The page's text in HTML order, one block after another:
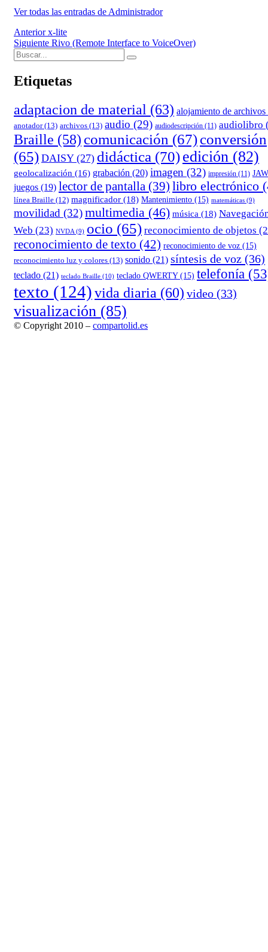
Ver todas las entradas de Administrador
Navegación
de
entradas
Anterior x-lite
Siguiente Rivo (Remote Interface to VoiceOver)
Buscar:
Buscar
Etiquetas
adaptacion de material (63) alojamiento de archivos
anotador(13) archivos (13) audio (29) audiodescripción (11) audiolibro
Braille (58) comunicación (67)conversión
(65) DAISY(27) didáctica (70)edición (82)
geolocalización (16) grabación (20) imagen (32) impresión (11)
juegos (19) lector de pantalla (39) libro electrónico
línea Braille (12) magnificador (18) Mantenimiento (15) matemáticas (9)
movilidad (32)multimedia (46) música (18)
Web (23) NVDA (9) ocio (65) reconocimiento de objetos
reconocimiento de texto (42) reconocimiento de voz (15)
reconocimiento luz y colores (13) sonido (21) síntesis de voz (36)
teclado (21) teclado Braille (10) teclado QWERTY(15) telefonía
texto (124)vida diaria (60) video (33)
visualización (85)
© Copyright 2010 – compartolid.es